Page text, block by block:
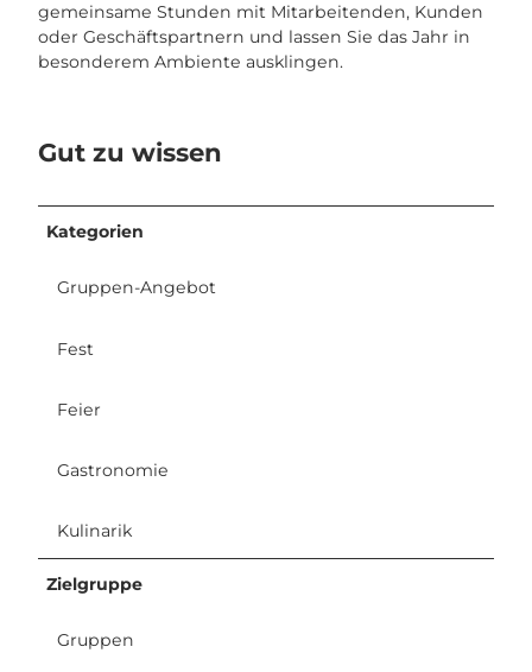
gemeinsame Stunden mit Mitarbeitenden, Kunden
oder Geschäftspartnern und lassen Sie das Jahr in
besonderem Ambiente ausklingen.
Gut zu wissen
Kategorien
Gruppen-Angebot
Fest
Feier
Gastronomie
Kulinarik
Zielgruppe
Gruppen